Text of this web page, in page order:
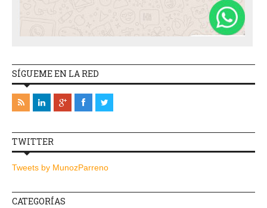
SÍGUEME EN LA RED
TWITTER
Tweets by MunozParreno
CATEGORÍAS